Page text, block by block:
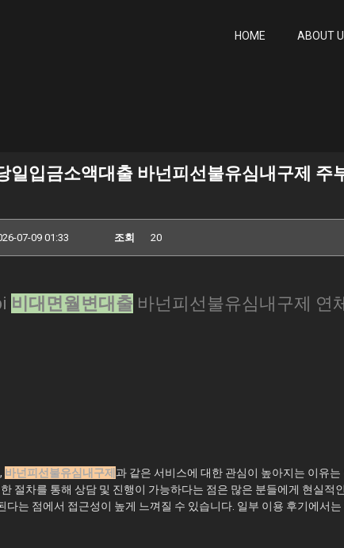
HOME ABOUT
일입금소액대출 바넌피선불유심내구제 주
07-09 01:33 조회 20
비대면월변대출 바넌피선불유심내구제 연
바넌피선불유심내구제 과 같은 서비스에 대한 관심이 높아지는 이유는
절차를 통해 상담 및 진행이 가능하다는 점은 많은 분들에게 현실적
다는 점에서 접근성이 높게 느껴질 수 있습니다. 일부 이용 후기에서